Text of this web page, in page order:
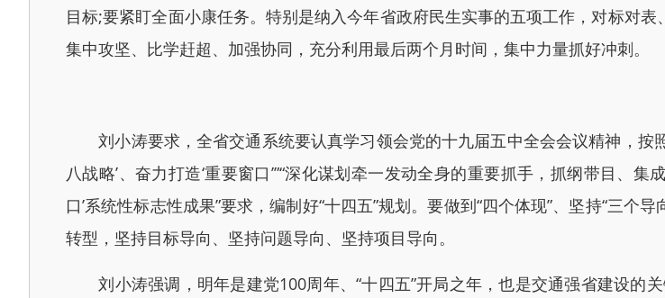
目标;要紧盯全面小康任务。特别是纳入今年省政府民生实事的五项工作，对标对
集中攻坚、比学赶超、加强协同，充分利用最后两个月时间，集中力量抓好冲刺。
刘小涛要求，全省交通系统要认真学习领会党的十九届五中全会会议精神，按照
八战略’、奋力打造‘重要窗口’”“深化谋划牵一发动全身的重要抓手，抓纲带目、
口’系统性标志性成果”要求，编制好“十四五”规划。要做到“四个体现”、坚持“三个
转型，坚持目标导向、坚持问题导向、坚持项目导向。
刘小涛强调，明年是建党100周年、“十四五”开局之年，也是交通强省建设的关